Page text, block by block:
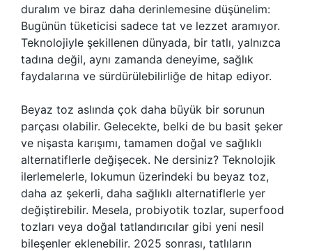
duralım ve biraz daha derinlemesine düşünelim:
Bugünün tüketicisi sadece tat ve lezzet aramıyor.
Teknolojiyle şekillenen dünyada, bir tatlı, yalnızca
tadına değil, aynı zamanda deneyime, sağlık
faydalarına ve sürdürülebilirliğe de hitap ediyor.
Beyaz toz aslında çok daha büyük bir sorunun
parçası olabilir. Gelecekte, belki de bu basit şeker
ve nişasta karışımı, tamamen doğal ve sağlıklı
alternatiflerle değişecek. Ne dersiniz? Teknolojik
ilerlemelerle, lokumun üzerindeki bu beyaz toz,
daha az şekerli, daha sağlıklı alternatiflerle yer
değiştirebilir. Mesela, probiyotik tozlar, superfood
tozları veya doğal tatlandırıcılar gibi yeni nesil
bileşenler eklenebilir. 2025 sonrası, tatlıların